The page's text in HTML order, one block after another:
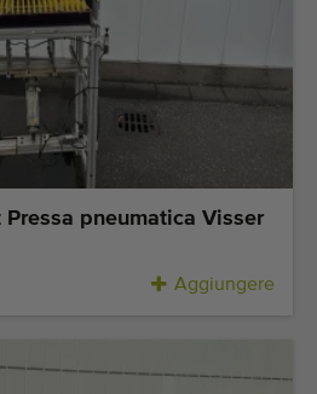
Pressa pneumatica Visser
Aggiungere